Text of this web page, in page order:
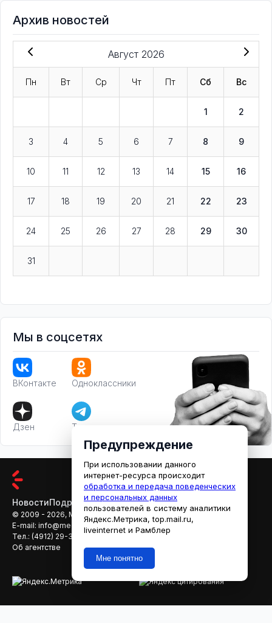
Архив новостей
Август 2026
Пн Вт Ср Чт Пт Сб Вс
1 2
3 4 5 6 7 8 9
10 11 12 13 14 15 16
17 18 19 20 21 22 23
24 25 26 27 28 29 30
31
Мы в соцсетях
ВКонтакте Одноклассники
Дзен Телеграм
НовостиПодробностиАфишаКино
© 2009 - 2026, МЕДИАРЯЗАНЬ
E-mail: info@mediaryazan.ru,reklama@mediaryazan.ru
Тел.: (4912) 29-33-66
Об агентстве
Предупреждение
При использовании данного
интернет-ресурса происходит
обработка и передача поведенческих
и персональных данных
пользователей в систему аналитики
Яндекс.Метрика, top.mail.ru,
liveinternet и Рамблер
Мне понятно